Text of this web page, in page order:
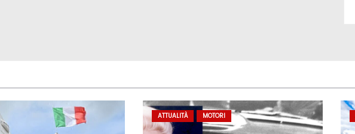
ATTUALITÀ MOTORI